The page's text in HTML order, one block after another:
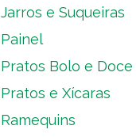
Jarros e Suqueiras
Painel
Pratos Bolo e Doce
Pratos e Xícaras
Ramequins